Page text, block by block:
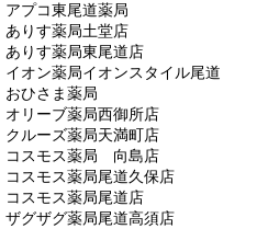
アプコ東尾道薬局
ありす薬局土堂店
ありす薬局東尾道店
イオン薬局イオンスタイル尾道
おひさま薬局
オリーブ薬局西御所店
クルーズ薬局天満町店
コスモス薬局 向島店
コスモス薬局尾道久保店
コスモス薬局尾道店
ザグザグ薬局尾道高須店